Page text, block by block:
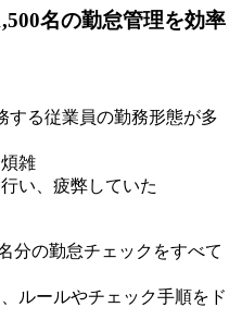
名の勤怠管理を効率
する従業員の勤務形態が多
雑
い、疲弊していた
分の勤怠チェックをすべて
ルールやチェック手順をド